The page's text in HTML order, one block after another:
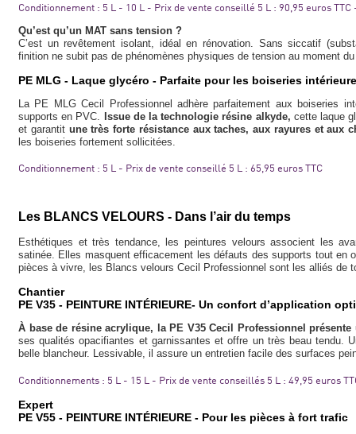
Conditionnement : 5 L - 10 L - Prix de vente conseillé 5 L : 90,95 euros TTC
Qu’est qu’un MAT sans tension ?
C’est un revêtement isolant, idéal en rénovation. Sans siccatif
finition ne subit pas de phénomènes physiques de tension au moment
PE MLG - Laque glycéro - Parfaite pour les boiseries
La PE MLG Cecil Professionnel adhère parfaitement aux boiseries
supports en PVC.
Issue de la technologie résine alkyde, cette laque
et garantit une très forte résistance aux taches, aux rayures et aux
les boiseries fortement sollicitées.
Conditionnement : 5 L - Prix de vente conseillé 5 L : 65,95 euros TTC
Les BLANCS VELOURS - Dans l’air du temps
Esthétiques et très tendance, les peintures velours associent les
satinée. Elles masquent efficacement les défauts des supports tout en
pièces à vivre, les Blancs velours Cecil Professionnel sont les alliés de
Chantier
PE V35 - PEINTURE INTÉRIEURE- Un confort d’application
À base de résine acrylique, la PE V35 Cecil Professionnel
ses qualités opacifiantes et garnissantes et offre un très beau tendu.
belle blancheur. Lessivable, il assure un entretien facile des surfaces
Conditionnements : 5 L - 15 L - Prix de vente conseillés 5 L : 49,95 euros
Expert
PE V55 - PEINTURE INTÉRIEURE - Pour les pièces à fort trafic